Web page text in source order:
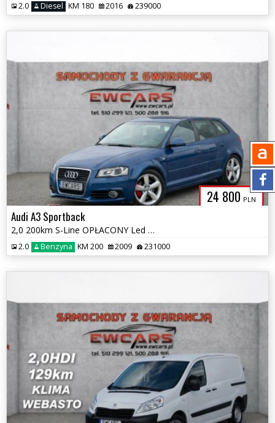
2.0 Diesel KM 180 2016 239000
24 800 PLN
Audi A3 Sportback
2,0 200km S-Line OPŁACONY Led BI-Xenon Sportback ALCANTARA
2.0 Benzyna KM 200 2009 231000